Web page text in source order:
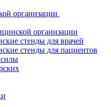
организации
организации
стенды для врачей
стенды для пациентов